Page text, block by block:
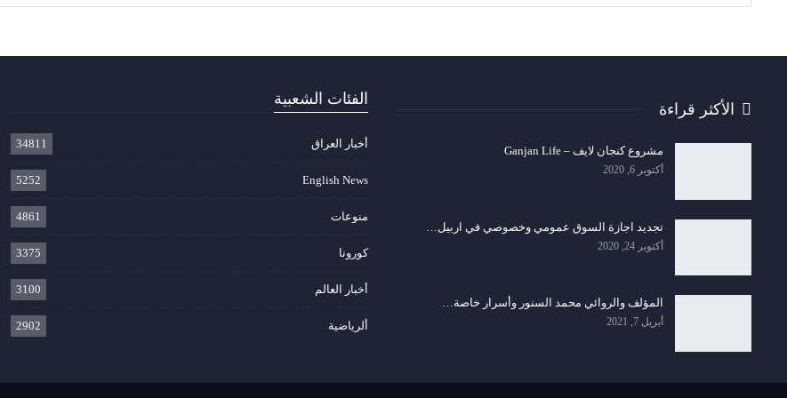
الأكثر قراءة
مشروع كنجان لايف – Ganjan Life
أكتوبر 6, 2020
تجديد اجازة السوق عمومي وخصوصي في اربيل…
أكتوبر 24, 2020
المؤلف والروائي محمد السنور وأسرار خاصة…
أبريل 7, 2021
الفئات الشعبية
أخبار العراق 34811
English News
5252
منوعات 4861
كورونا 3375
أخبار العالم 3100
ألرياضية 2902